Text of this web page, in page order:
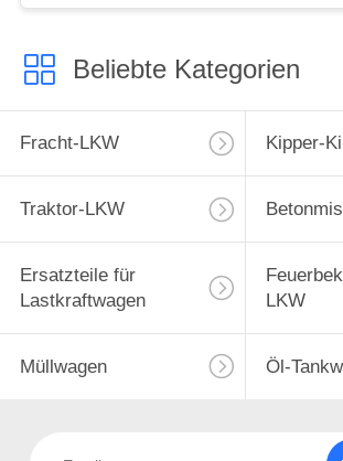
Beliebte Kategorien
Fracht-LKW Kipper-
Traktor-LKW
Ersatzteile für
Lastkraftwagen
LKW
Müllwagen Öl-